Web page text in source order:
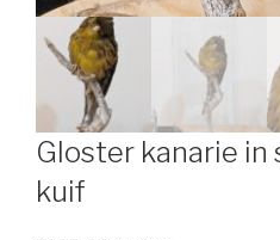
Gloster kanarie in
kuif